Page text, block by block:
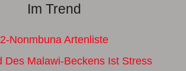
Im Trend
2-Nonmbuna Artenliste
Des Malawi-Beckens Ist Stress